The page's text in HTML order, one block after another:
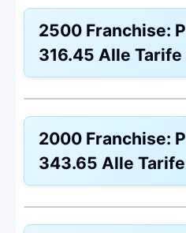
2500 Franchise:
316.45 Alle
Ohne Unfalldeckung:
Mit Unfalldeckung:
2000 Franchise:
343.65 Alle